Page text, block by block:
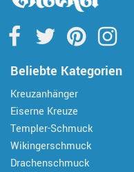
Beliebte Kategorien
Kreuzanhänger
Eiserne Kreuze
Templer-Schmuck
Wikingerschmuck
Drachenschmuck